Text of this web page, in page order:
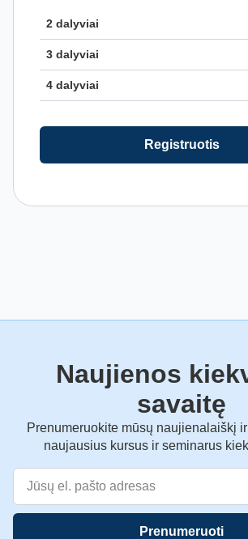
2 dalyviai
3 dalyviai
4 dalyviai
Registruotis
Naujienos
savaitę
Prenumeruokite mūsų naujienalaiškį
naujausius kursus ir seminarus
Prenumeruoti